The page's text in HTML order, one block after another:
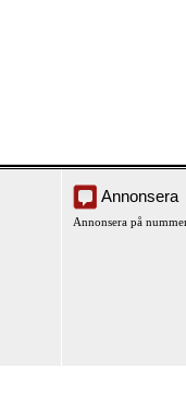
Annonsera
Annonsera på